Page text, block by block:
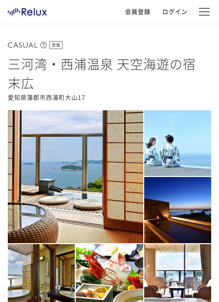
会員登録 ログイン
旅館
三河湾・西浦温泉 天空海遊の宿
末広
愛知県蒲郡市西浦町大山17